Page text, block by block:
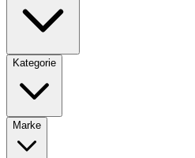
Kategorie
Marke